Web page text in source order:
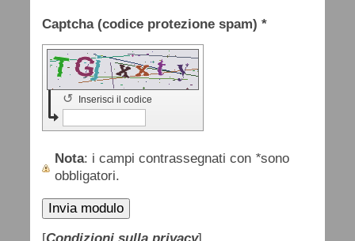
Captcha (codice protezione spam) *
Inserisci il codice
↺
Nota : i campi contrassegnati con *sono
obbligatori.
[Condizioni sulla privacy]